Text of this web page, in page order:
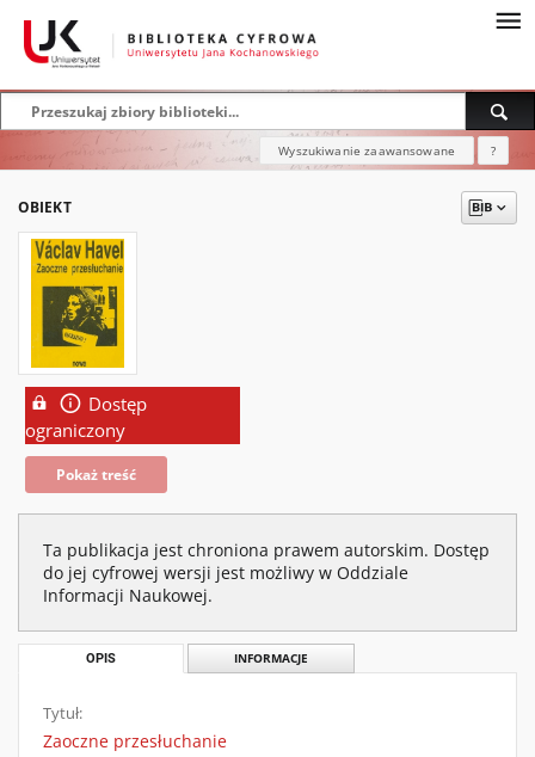
Wyszukiwanie zaawansowane ?
OBIEKT
Dostęp
ograniczony
Pokaż treść
Ta publikacja jest chroniona prawem autorskim. Dostęp
do jej cyfrowej wersji jest możliwy w Oddziale
Informacji Naukowej.
OPIS INFORMACJE
Tytuł:
Zaoczne przesłuchanie